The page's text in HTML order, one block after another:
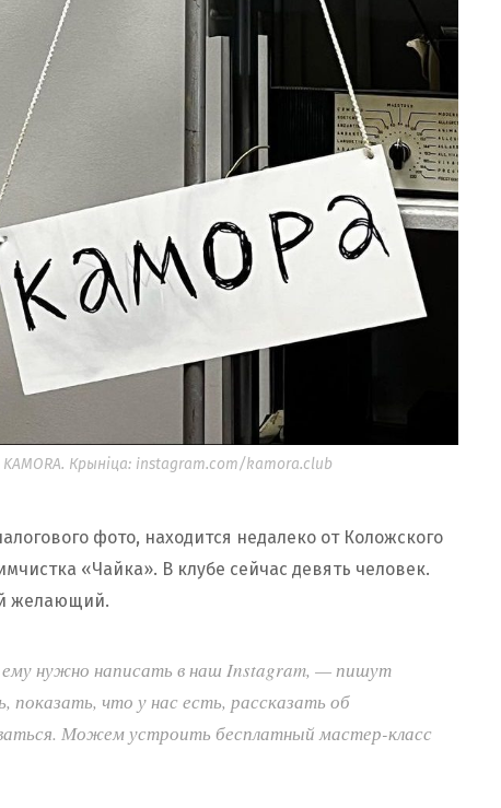
Крыніца: instagram.com/kamora.club
фото, находится недалеко от Коложского
«Чайка». В клубе сейчас девять человек.
желающий.
нужно написать в наш Instagram, — пишут
что у нас есть, рассказать об
Можем устроить бесплатный мастер-класс